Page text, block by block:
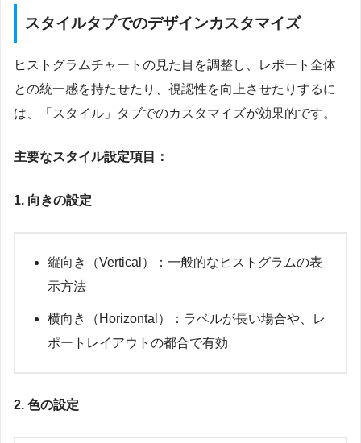
スタイルタブでのデザインカスタマイズ
ヒストグラムチャートの見た目を調整し、レポート全体
との統一感を持たせたり、視認性を向上させたりするに
は、「スタイル」タブでのカスタマイズが効果的です。
主要なスタイル設定項目：
1. 向きの設定
縦向き（Vertical）：一般的なヒストグラムの表
示方法
横向き（Horizontal）：ラベルが長い場合や、レ
ポートレイアウトの都合で有効
2. 色の設定